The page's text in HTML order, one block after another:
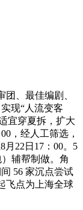
、最佳编剧、
现“人流变客
宜穿夏拆，扩大
，经人工筛选，
22日17：00。5
辅帮制做。角
56 家沉点尝试
飞点为上海全球